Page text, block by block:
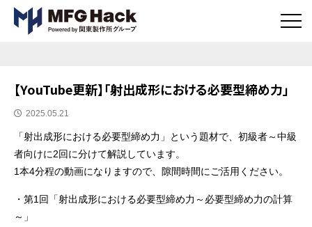
メ
【YouTube更新】「射出成形における必要型締め力」
公開日
2025.05.21
「射出成形における必要型締め力」という題材で、初級者～中級
者向けに2回に分けて解説しています。
1本4分程の動画になりますので、隙間時間にご活用ください。
・第1回「射出成形における必要型締め力～必要型締め力の計算
～」